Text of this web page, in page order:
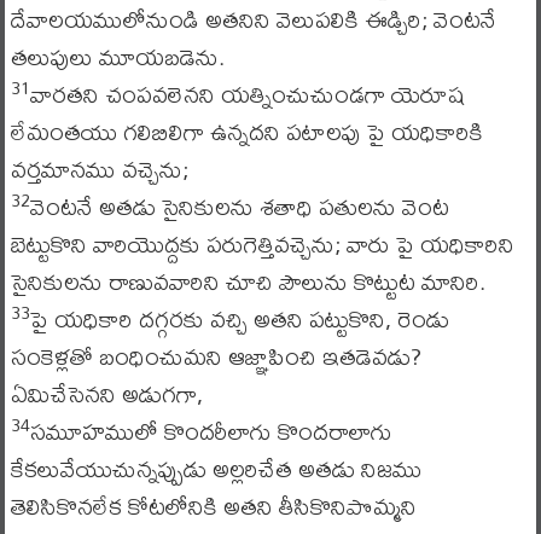
దేవాలయములోనుండి అతనిని వెలుపలికి ఈడ్చిరి; వెంటనే
తలుపులు మూయబడెను.
31వారతని చంపవలెనని యత్నించుచుండగా యెరూష
లేమంతయు గలిబిలిగా ఉన్నదని పటాలపు పై యధికారికి
వర్తమానము వచ్చెను;
32వెంటనే అతడు సైనికులను శతాధి పతులను వెంట
బెట్టుకొని వారియొద్దకు పరుగెత్తివచ్చెను; వారు పై యధికారిని
సైనికులను రాణువవారిని చూచి పౌలును కొట్టుట మానిరి.
33పై యధికారి దగ్గరకు వచ్చి అతని పట్టుకొని, రెండు
సంకెళ్లతో బంధించుమని ఆజ్ఞాపించి ఇతడెవడు?
ఏమిచేసెనని అడుగగా,
34సమూహములో కొందరీలాగు కొందరాలాగు
కేకలువేయుచున్నప్పుడు అల్లరిచేత అతడు నిజము
తెలిసికొనలేక కోటలోనికి అతని తీసికొనిపొమ్మని